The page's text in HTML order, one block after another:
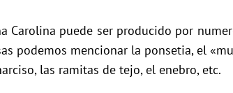
Carolina puede ser producido por
podemos mencionar la ponsetia, el
las ramitas de tejo, el enebro, etc.